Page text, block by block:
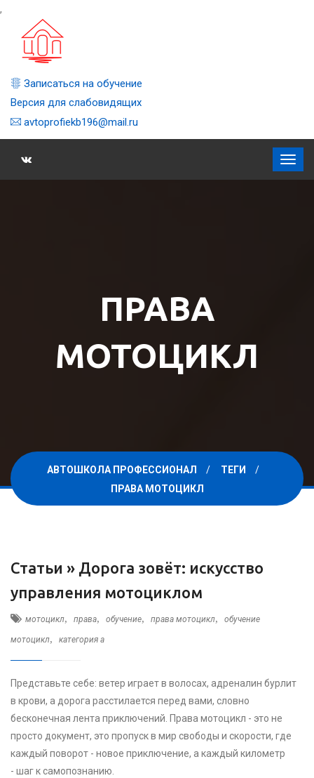
,
Записаться на обучение
Версия для слабовидящих
avtoprofiekb196@mail.ru
ПРАВА
МОТОЦИКЛ
АВТОШКОЛА ПРОФЕССИОНАЛ
ТЕГИ
ПРАВА МОТОЦИКЛ
Статьи » Дорога зовёт: искусство
управления мотоциклом
мотоцикл, права, обучение, права мотоцикл, обучение
мотоцикл, категория a
Представьте себе: ветер играет в волосах, адреналин бурлит
в крови, а дорога расстилается перед вами, словно
бесконечная лента приключений. Права мотоцикл - это не
просто документ, это пропуск в мир свободы и скорости, где
каждый поворот - новое приключение, а каждый километр
- шаг к самопознанию.